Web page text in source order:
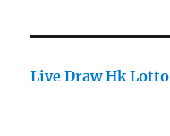
Live Draw Hk Lotto